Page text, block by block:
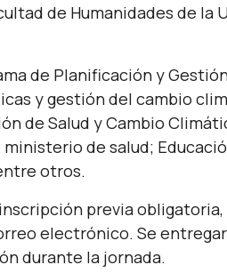
de Humanidades de la
de Planificación y
y gestión del cambio
de Salud y Cambio
de salud;
otros.
previa
electrónico. Se
durante la jornada.